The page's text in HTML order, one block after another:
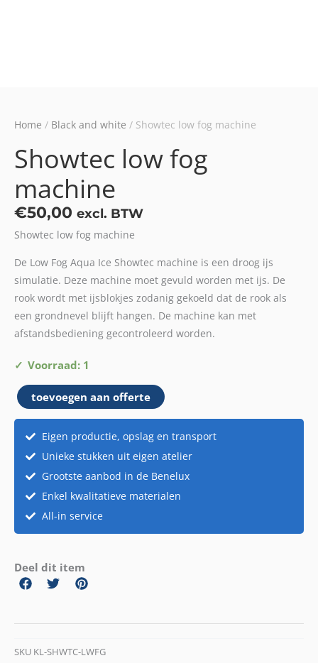
Home / Black and white / Showtec low fog machine
Showtec low fog
machine
€50,00 excl. BTW
Showtec low fog machine
De Low Fog Aqua Ice Showtec machine is een droog ijs
simulatie. Deze machine moet gevuld worden met ijs. De
rook wordt met ijsblokjes zodanig gekoeld dat de rook als
een grondnevel blijft hangen. De machine kan met
afstandsbediening gecontroleerd worden.
Voorraad: 1
Showtec
low
fog
machine
aantal
toevoegen aan offerte
Eigen productie, opslag en transport
Unieke stukken uit eigen atelier
Grootste aanbod in de Benelux
Enkel kwalitatieve materialen
All-in service
Deel dit item
SKU KL-SHWTC-LWFG